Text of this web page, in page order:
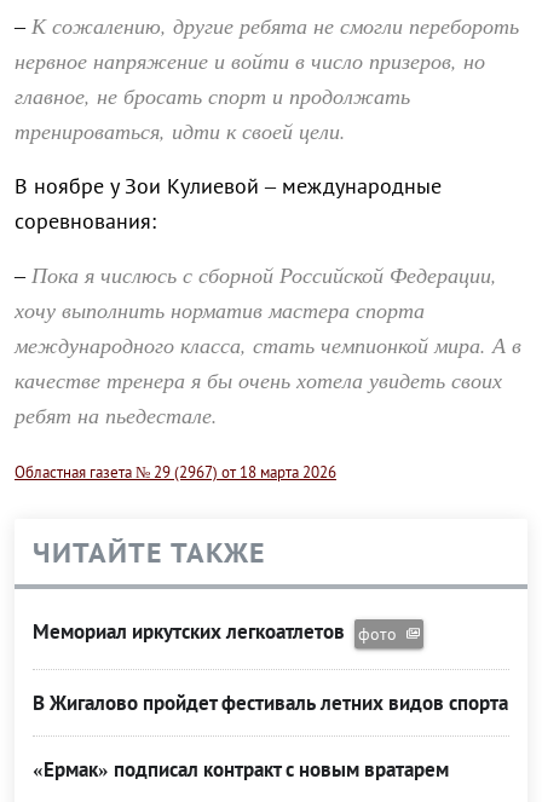
– К сожалению, другие ребята не смогли перебороть
нервное напряжение и войти в число призеров, но
главное, не бросать спорт и продолжать
тренироваться, идти к своей цели.
В ноябре у Зои Кулиевой – международные
соревнования:
– Пока я числюсь с сборной Российской Федерации,
хочу выполнить норматив мастера спорта
международного класса, стать чемпионкой мира. А в
качестве тренера я бы очень хотела увидеть своих
ребят на пьедестале.
Областная газета № 29 (2967) от 18 марта 2026
ЧИТАЙТЕ ТАКЖЕ
Мемориал иркутских легкоатлетов фото
В Жигалово пройдет фестиваль летних видов спорта
«Ермак» подписал контракт с новым вратарем